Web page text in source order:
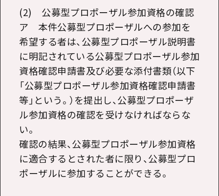
(2) 公募型プロポーザル参加資格の確認
ア 本件公募型プロポーザルへの参加を
希望する者は、公募型プロポーザル説明書
に明記されている公募型プロポーザル参加
資格確認申請書及び必要な添付書類（以下
「公募型プロポーザル参加資格確認申請書
等」という。）を提出し、公募型プロポーザ
ル参加資格の確認を受けなければならな
い。
確認の結果、公募型プロポーザル参加資格
に適合するとされた者に限り、公募型プロ
ポーザルに参加することができる。